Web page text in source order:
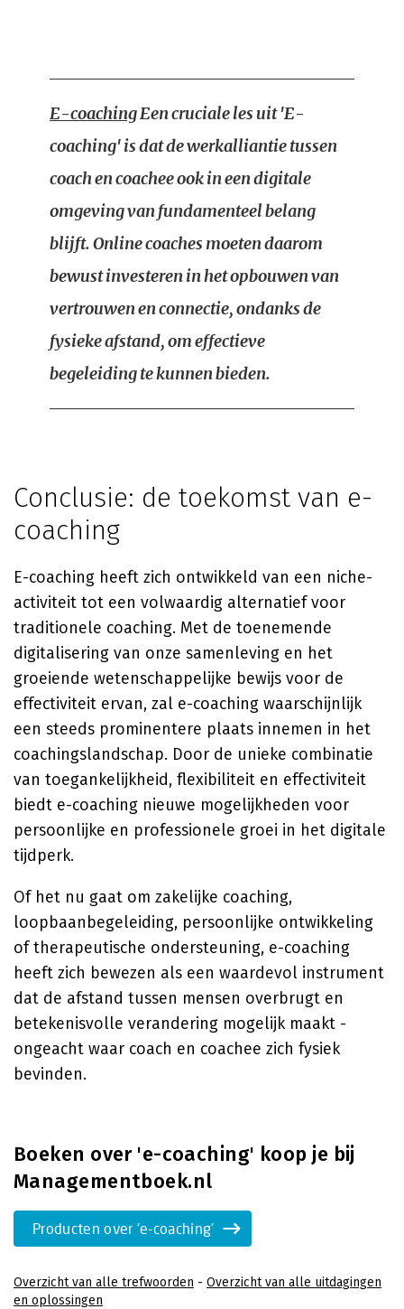
E-coachingEen cruciale les uit 'E-
coaching' is dat de werkalliantie tussen
coach en coachee ook in een digitale
omgeving van fundamenteel belang
blijft. Online coaches moeten daarom
bewust investeren in het opbouwen van
vertrouwen en connectie, ondanks de
fysieke afstand, om effectieve
begeleiding te kunnen bieden.
Conclusie: de toekomst van e-
coaching
E-coaching heeft zich ontwikkeld van een niche-
activiteit tot een volwaardig alternatief voor
traditionele coaching. Met de toenemende
digitalisering van onze samenleving en het
groeiende wetenschappelijke bewijs voor de
effectiviteit ervan, zal e-coaching waarschijnlijk
een steeds prominentere plaats innemen in het
coachingslandschap. Door de unieke combinatie
van toegankelijkheid, flexibiliteit en effectiviteit
biedt e-coaching nieuwe mogelijkheden voor
persoonlijke en professionele groei in het digitale
tijdperk.
Of het nu gaat om zakelijke coaching,
loopbaanbegeleiding, persoonlijke ontwikkeling
of therapeutische ondersteuning, e-coaching
heeft zich bewezen als een waardevol instrument
dat de afstand tussen mensen overbrugt en
betekenisvolle verandering mogelijk maakt -
ongeacht waar coach en coachee zich fysiek
bevinden.
Boeken over 'e-coaching' koop je bij
Managementboek.nl
Producten over 'e-coaching'
Overzicht van alle trefwoorden - Overzicht van alle uitdagingen
en oplossingen